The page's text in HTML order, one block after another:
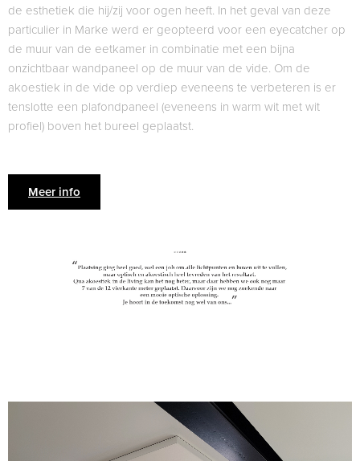
de esthetiek die hij/zij voor ogen heeft. In het geval van deze
particulier in Marke werd er geopteerd voor een eyecatcher op
de muur van de eetkamer in combinatie met een bijna
onzichtbaar wandpaneel op de muur van de vide. Om de
akoestiek in de vide op verdiep eveneens te verbeteren is er
tenslotte een plafondpaneel (eveneens in warm wit met wit
profiel) boven het bureel geplaatst.
Meer info